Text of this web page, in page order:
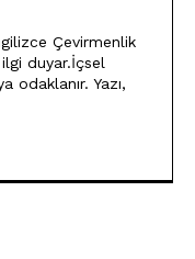
Çevirmenlik
duyar.İçsel
odaklanır. Yazı,